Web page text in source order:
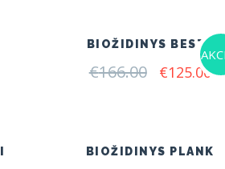
BIOŽIDINYS BESTA
€166.00 Original
€125.00
BIOŽIDINYS PLANK